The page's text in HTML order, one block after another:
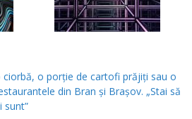
ciorbă, o porţie de cartofi prăjiţi sau o
din Bran şi Braşov. „Stai să
sunt”